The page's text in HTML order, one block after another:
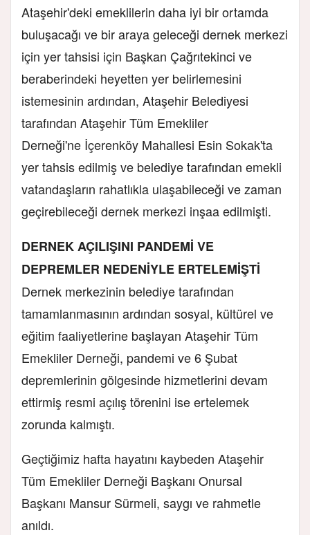
Ataşehir'deki emeklilerin daha iyi bir ortamda
buluşacağı ve bir araya geleceği dernek merkezi
için yer tahsisi için Başkan Çağrıtekinci ve
beraberindeki heyetten yer belirlemesini
istemesinin ardından, Ataşehir Belediyesi
tarafından Ataşehir Tüm Emekliler
Derneği'ne İçerenköy Mahallesi Esin Sokak'ta
yer tahsis edilmiş ve belediye tarafından emekli
vatandaşların rahatlıkla ulaşabileceği ve zaman
geçirebileceği dernek merkezi inşaa edilmişti.
DERNEK AÇILIŞINI PANDEMİ VE
DEPREMLER NEDENİYLE ERTELEMİŞTİ
Dernek merkezinin belediye tarafından
tamamlanmasının ardından sosyal, kültürel ve
eğitim faaliyetlerine başlayan Ataşehir Tüm
Emekliler Derneği, pandemi ve 6 Şubat
depremlerinin gölgesinde hizmetlerini devam
ettirmiş resmi açılış törenini ise ertelemek
zorunda kalmıştı.
Geçtiğimiz hafta hayatını kaybeden Ataşehir
Tüm Emekliler Derneği Başkanı Onursal
Başkanı Mansur Sürmeli, saygı ve rahmetle
anıldı.